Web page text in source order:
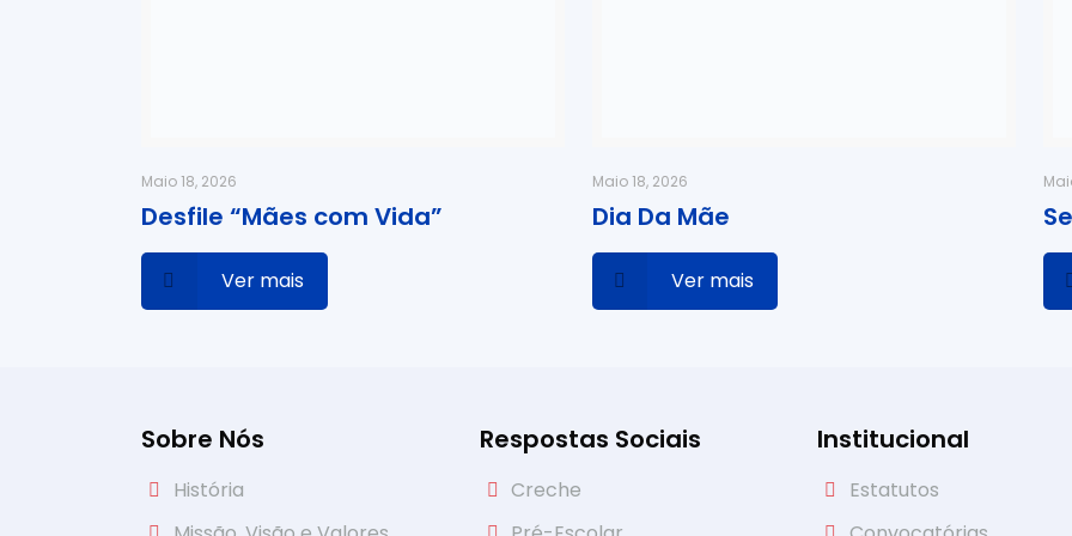
Maio 18, 2026
Desfile “Mães com Vida”
Ver mais
Maio 18, 2026
Dia Da Mãe
Ver mais
Sobre Nós
História
Respostas Sociais
Creche
Institucional
Estatutos